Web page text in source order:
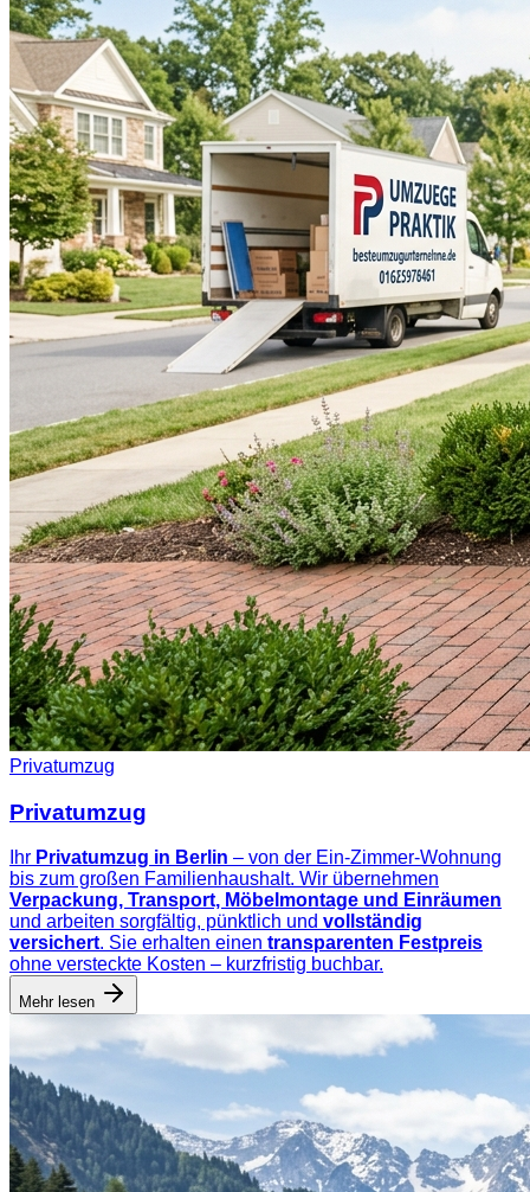
Privatumzug
Privatumzug
Ihr Privatumzug in Berlin – von der Ein-Zimmer-Wohnung
bis zum großen Familienhaushalt. Wir übernehmen
Verpackung, Transport, Möbelmontage und Einräumen
und arbeiten sorgfältig, pünktlich und vollständig
versichert. Sie erhalten einen transparenten Festpreis
ohne versteckte Kosten – kurzfristig buchbar.
Mehr lesen